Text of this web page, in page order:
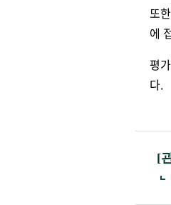
또
에
평
다.
[